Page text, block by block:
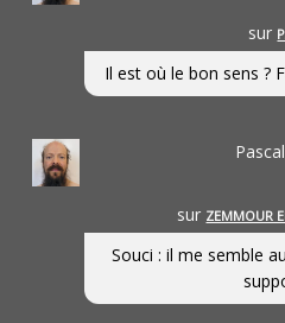
sur
Il est où le bon sens ?
sur ZEMMOUR
Souci : il me semble